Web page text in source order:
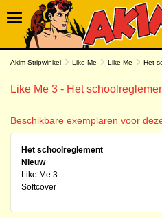
Akim Stripwinkel Like Me Like Me Het
Like Me 3 - Het
Beschikbare exemplaren voor
Het schoolreglement
Nieuw
Like Me 3
Softcover